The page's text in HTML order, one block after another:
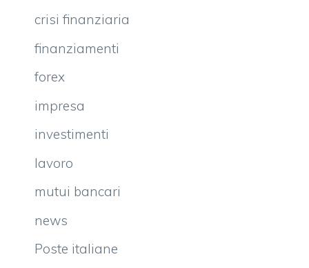
crisi finanziaria
finanziamenti
forex
impresa
investimenti
lavoro
mutui bancari
news
Poste italiane